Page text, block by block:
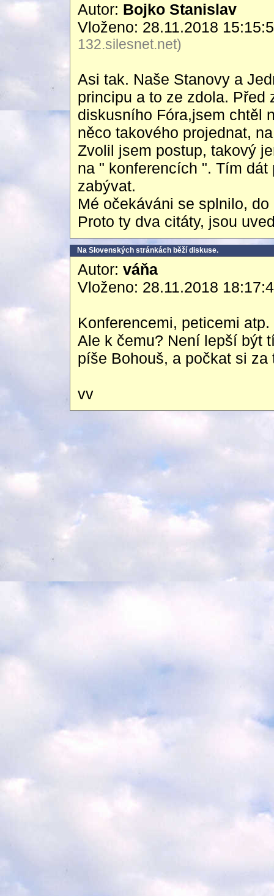
Autor: Bojko Stanislav
Vloženo: 28.11.2018
132.silesnet.net)
Asi tak. Naše Stanovy a
principu a to ze zdola. Před
diskusního Fóra,jsem chtěl
něco takového projednat,
Zvolil jsem postup, takový
na " konferencích ". Tím
zabývat.
Mé očekáváni se splnilo, do
Proto ty dva citáty, jsou
Na Slovenských stránkách běží diskuse.
Autor: váňa
Vloženo: 28.11.2018
Konferencemi, peticemi
Ale k čemu? Není lepší být
píše Bohouš, a počkat si
vv